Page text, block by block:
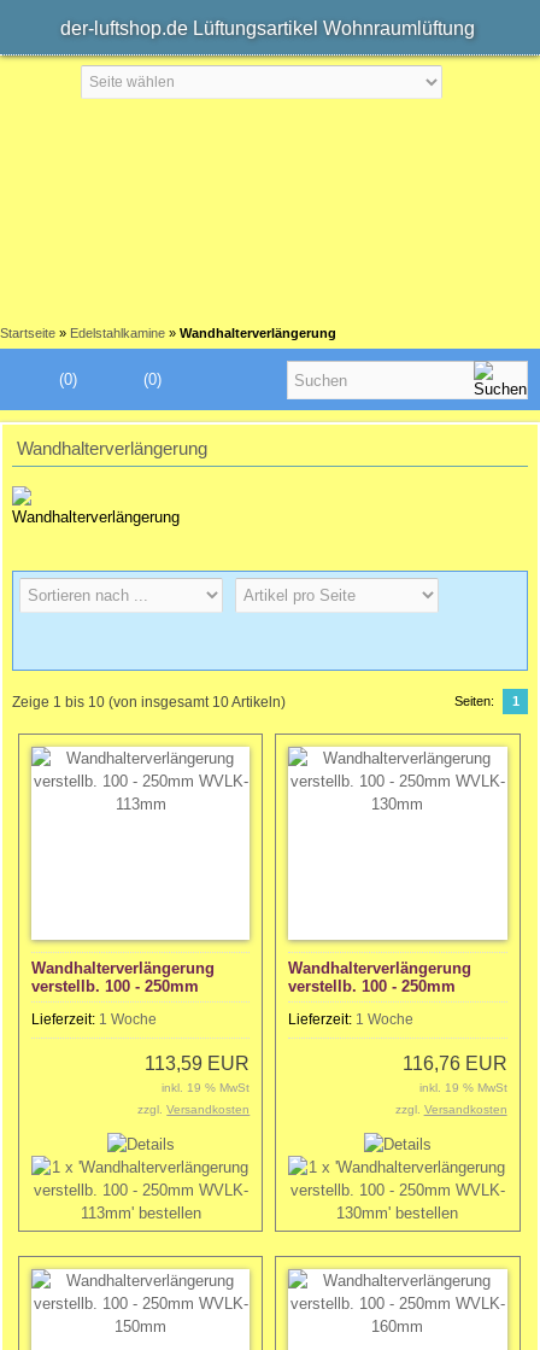
der-luftshop.de Lüftungsartikel Wohnraumlüftung
Startseite » Edelstahlkamine » Wandhalterverlängerung
(0)
(0)
Wandhalterverlängerung
Zeige 1 bis 10 (von insgesamt 10Artikeln) Seiten: 1
Wandhalterverlängerung
verstellb. 100 - 250mm
WVLK-113mm
Lieferzeit: 1 Woche
113,59 EUR
inkl. 19 % MwSt
zzgl.Versandkosten
Wandhalterverlängerung
verstellb. 100 - 250mm
WVLK-130mm
Lieferzeit: 1 Woche
116,76 EUR
inkl. 19 % MwSt
zzgl. Versandkosten